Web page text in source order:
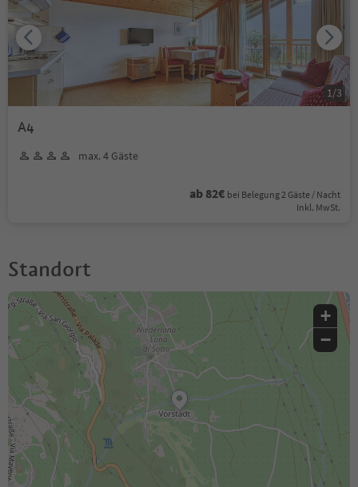
A4
max. 4 Gäste
ab 82€ bei Belegung 2 Gäste / Nacht
Inkl. MwSt.
1 /3
Standort
+
−